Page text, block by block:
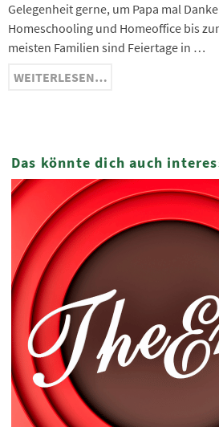
Gelegenheit gerne, um Papa mal
Homeschooling und Homeoffice bis
meisten Familien sind Feiertage in …
WEITERLESEN…
Das könnte dich auch